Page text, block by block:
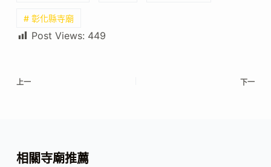
# 彰化縣寺廟
Post Views: 449
上一 下一
相關寺廟推薦